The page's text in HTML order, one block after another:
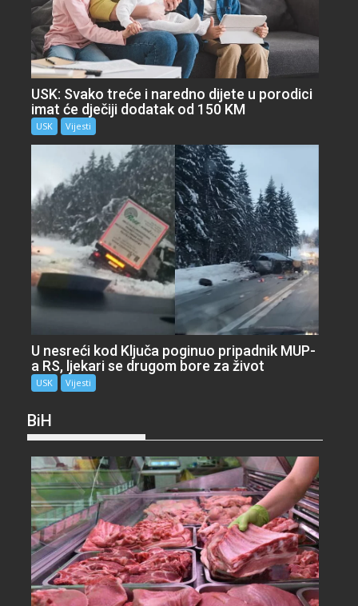
USK: Svako treće i naredno dijete u porodici
imat će dječiji dodatak od 150 KM
USK Vijesti
U nesreći kod Ključa poginuo pripadnik MUP-
a RS, ljekari se drugom bore za život
USK Vijesti
BiH